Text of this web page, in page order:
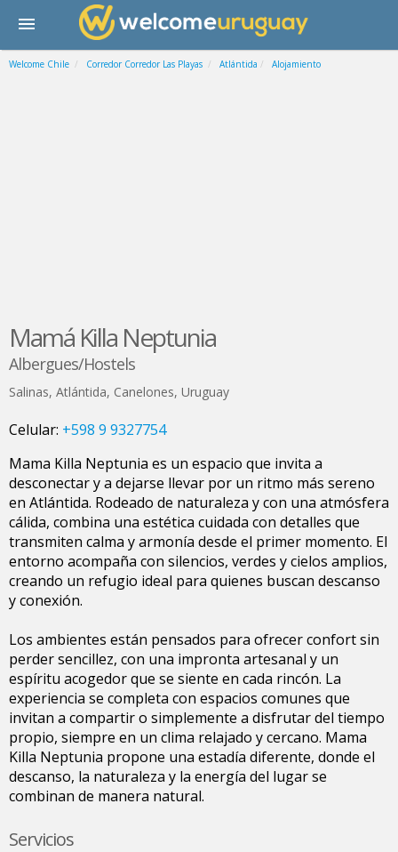
Welcome Chile Corredor Corredor Las Playas Atlántida Alojamiento
Mamá Killa Neptunia
Albergues/Hostels
Salinas, Atlántida, Canelones, Uruguay
Celular: +598 9 9327754
Mama Killa Neptunia es un espacio que invita a
desconectar y a dejarse llevar por un ritmo más sereno
en Atlántida. Rodeado de naturaleza y con una atmósfera
cálida, combina una estética cuidada con detalles que
transmiten calma y armonía desde el primer momento. El
entorno acompaña con silencios, verdes y cielos amplios,
creando un refugio ideal para quienes buscan descanso
y conexión.
Los ambientes están pensados para ofrecer confort sin
perder sencillez, con una impronta artesanal y un
espíritu acogedor que se siente en cada rincón. La
experiencia se completa con espacios comunes que
invitan a compartir o simplemente a disfrutar del tiempo
propio, siempre en un clima relajado y cercano. Mama
Killa Neptunia propone una estadía diferente, donde el
descanso, la naturaleza y la energía del lugar se
combinan de manera natural.
Servicios